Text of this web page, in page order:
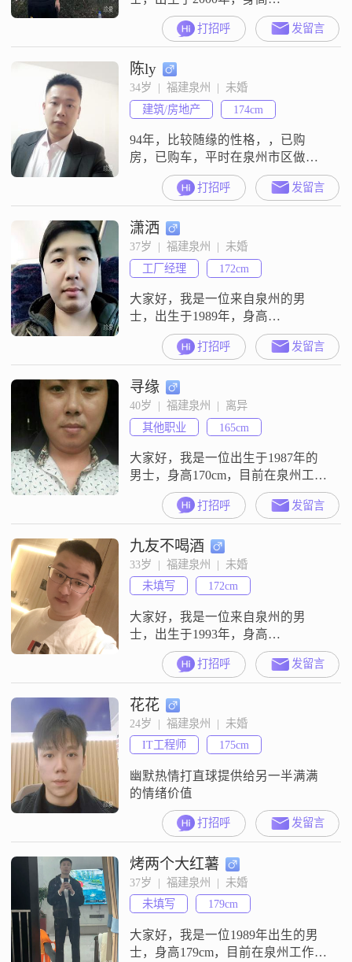
176cm##3002##目前，我的月收入在
8001到12000元之间，拥有大专学历
##3002##在性格方面，我自认为是
一个稳重可靠的人，对待感情真诚
相待，相信爱情应该是双向奔赴的
##3002##我情绪稳定，不会因为小
事而轻易发脾气，更注重生活的品
质，希望能与伴侣
打招呼 发留言
陈ly
34岁  |  福建泉州  |  未婚
建筑/房地产
174cm
94年，比较随缘的性格，，已购
房，已购车，平时在泉州市区做点
业务。生活简单，没啥特别爱好。
平时抽点烟，偶尔没事几个朋友会
小聚一下。烟瘾不大，必要可戒。
找闽南菇凉，离异的暂时没考虑。
打招呼 发留言
潇洒
37岁  |  福建泉州  |  未婚
工厂经理
172cm
大家好，我是一位来自泉州的男
士，出生于1989年，身高
172cm##3002##我的月收入在5001到
8000元之间，目前从事着一份稳定
的工作##3002##虽然我的学历是高
中及以下，但我一直保持着积极向
上的态度，努力提升自己的能力和
素质##3002##我性格稳重可靠，幽
默风趣，自信果断##3002##我喜欢
与人交流，
打招呼 发留言
寻缘
40岁  |  福建泉州  |  离异
其他职业
165cm
大家好，我是一位出生于1987年的
男士，身高170cm，目前在泉州工
作。我的月收入在8001到12000元之
间，拥有大学本科学历。在性格方
面，我自认为是一个耐心包容、幽
默风趣的人，总是能够以乐观积极
的态度面对生活中的各种挑战。我
随和易相处，真诚可靠，非常重视
家庭，责任感强，稳重可靠，成熟
稳重。在生活中，我秉持勤俭节约
的
打招呼 发留言
九友不喝酒
33岁  |  福建泉州  |  未婚
未填写
172cm
大家好，我是一位来自泉州的男
士，出生于1993年，身高
172cm##3002##我的月收入在5001到
8000元之间，学历为高中及以下
##3002##我性格乐观积极，外向健
谈，喜欢与人交流，分享生活中的
点滴##3002##我有着强烈的责任
感，无论是对工作还是对家庭，我
都会尽心尽力去承担和照顾
##3002##在生活中，我
打招呼 发留言
花花
24岁  |  福建泉州  |  未婚
IT工程师
175cm
幽默热情打直球提供给另一半满满
的情绪价值
打招呼 发留言
烤两个大红薯
37岁  |  福建泉州  |  未婚
未填写
179cm
大家好，我是一位1989年出生的男
士，身高179cm，目前在泉州工作